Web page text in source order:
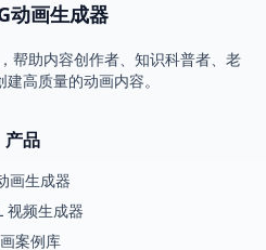
动画生成器
帮助内容创作者、知识科普者、老
高质量的动画内容。
产品
画生成器
视频生成器
案例库